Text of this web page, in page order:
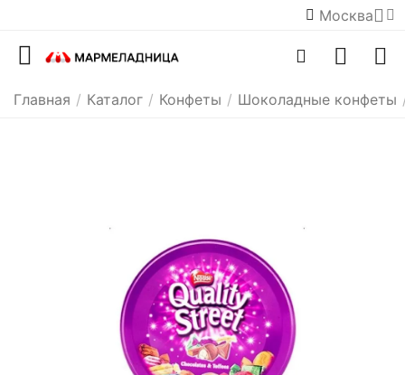
Москва
Главная / Каталог / Конфеты / Шоколадные конфеты